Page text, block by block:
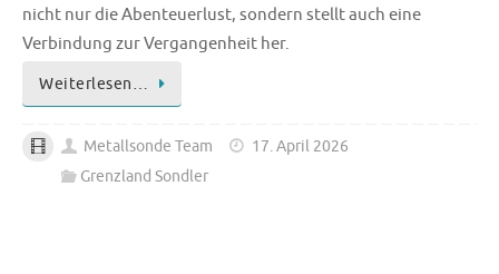
nicht nur die Abenteuerlust, sondern stellt auch eine
Verbindung zur Vergangenheit her.
Weiterlesen…
Metallsonde Team
17. April 2026
Grenzland Sondler